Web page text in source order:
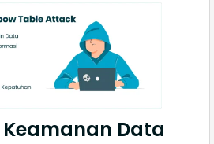
Keamanan Data